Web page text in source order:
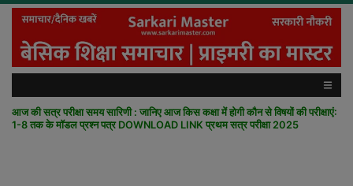
आज की सत्र परीक्षा समय सारिणी : जानिए आज किस कक्षा में होगी कौन से विषयों की परीक्षाएं:
1-8 तक के मॉडल प्रश्न पत्र DOWNLOAD LINK प्रथम सत्र परीक्षा 2025